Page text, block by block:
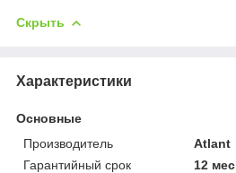
Скрыть
Характеристики
Основные
Производитель
Atlant
Гарантийный срок
12 мес